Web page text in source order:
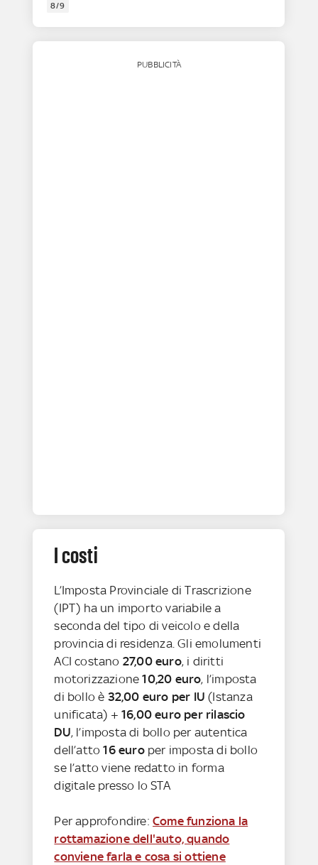
8/9
PUBBLICITÀ
I costi
L’Imposta Provinciale di Trascrizione
(IPT) ha un importo variabile a
seconda del tipo di veicolo e della
provincia di residenza. Gli emolumenti
ACI costano 27,00 euro, i diritti
motorizzazione10,20 euro, l’imposta
di bollo è 32,00 euro per IU (Istanza
unificata) +16,00 euro per rilascio
DU, l’imposta di bollo per autentica
dell’atto 16 europer imposta di bollo
se l’atto viene redatto in forma
digitale presso lo STA
Per approfondire:Come funziona la
rottamazione dell'auto, quando
conviene farla e cosa si ottiene